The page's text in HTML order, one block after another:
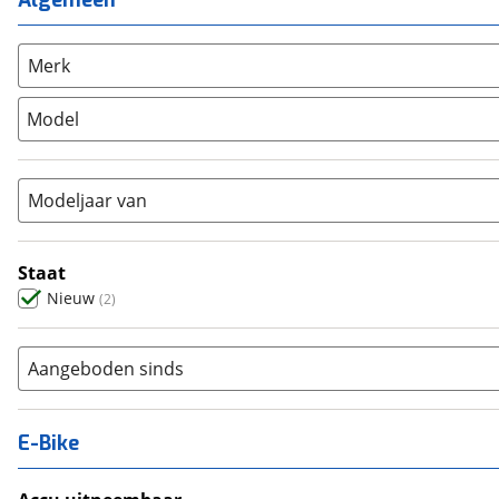
Overig (0)
Racefiets
Stadsfiets (2)
Tandem
Merk
Model
Modeljaar van
Staat
Nieuw (2)
Aangeboden sinds
E-Bike